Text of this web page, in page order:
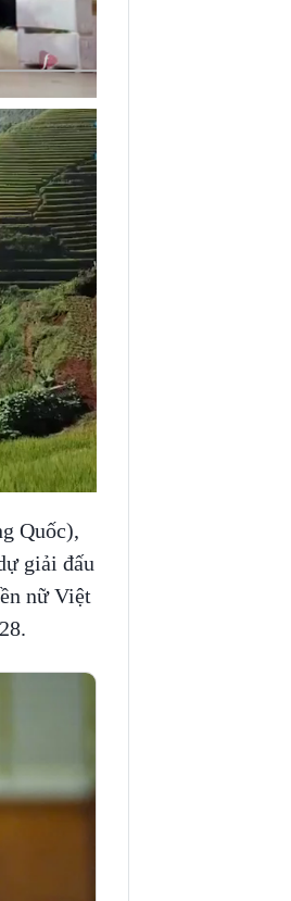
Quốc),
giải đấu
nữ Việt